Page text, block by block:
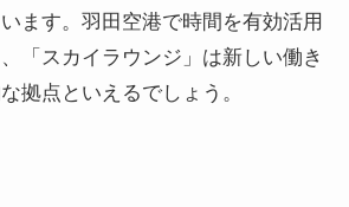
ます。羽田空港で時間を有効活用
「スカイラウンジ」は新しい働き
拠点といえるでしょう。